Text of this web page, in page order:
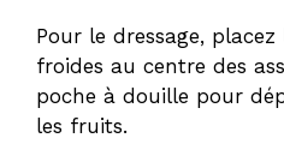
Pour le dressage,
froides au centre des
poche à douille pour
les fruits.